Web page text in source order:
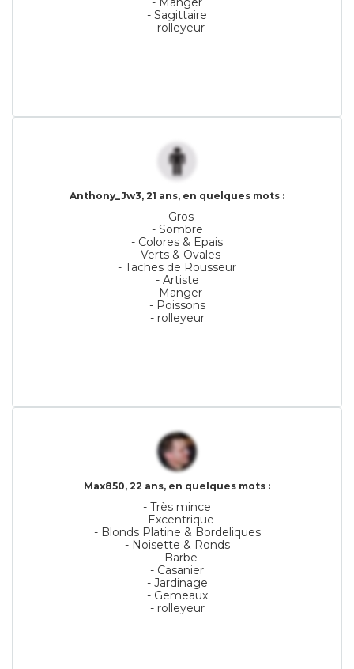
- Sagittaire
- rolleyeur
Anthony_Jw3, 21 ans, en quelques mots :
- Gros
- Sombre
- Colores & Epais
- Verts & Ovales
- Taches de Rousseur
- Artiste
- Manger
- Poissons
- rolleyeur
Max850, 22 ans, en quelques mots :
- Très mince
- Excentrique
- Blonds Platine & Bordeliques
- Noisette & Ronds
- Barbe
- Casanier
- Jardinage
- Gemeaux
- rolleyeur